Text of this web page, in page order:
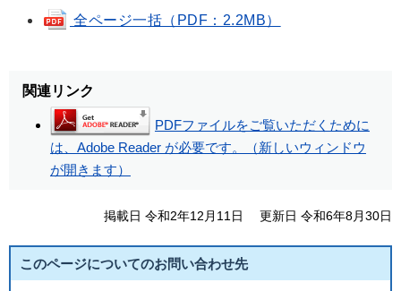
全ページ一括（PDF：2.2MB）
関連リンク
PDFファイルをご覧いただくために
は、Adobe Reader が必要です。（新しいウィンドウ
が開きます）
掲載日 令和2年12月11日 更新日 令和6年8月30日
このページについてのお問い合わせ先